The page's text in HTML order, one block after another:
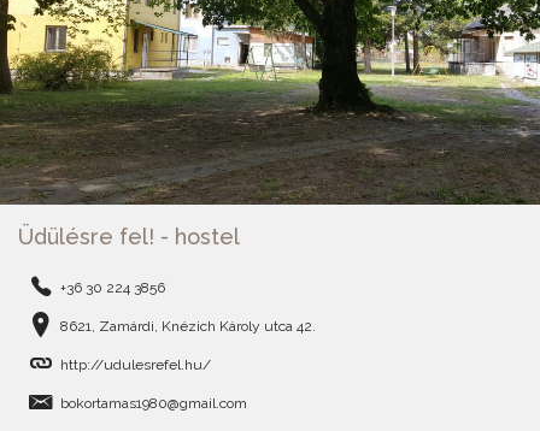
Üdülésre fel! - hostel
+36 30 224 3856
8621, Zamárdi, Knézich Károly utca 42.
http://udulesrefel.hu/
bokortamas1980@gmail.com